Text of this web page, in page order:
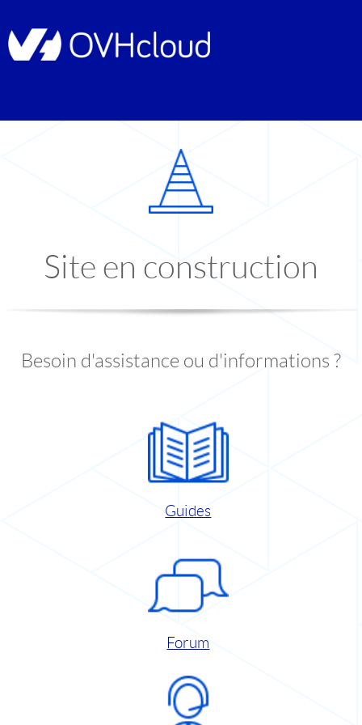
Site en construction
Besoin d'assistance ou d'informations ?
Guides
Forum